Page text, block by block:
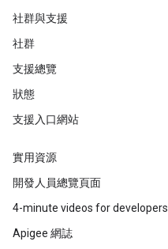
社群與支援
社群
支援總覽
狀態
支援入口網站
實用資源
開發人員總覽頁面
4-minute videos for developers
Apigee 網誌